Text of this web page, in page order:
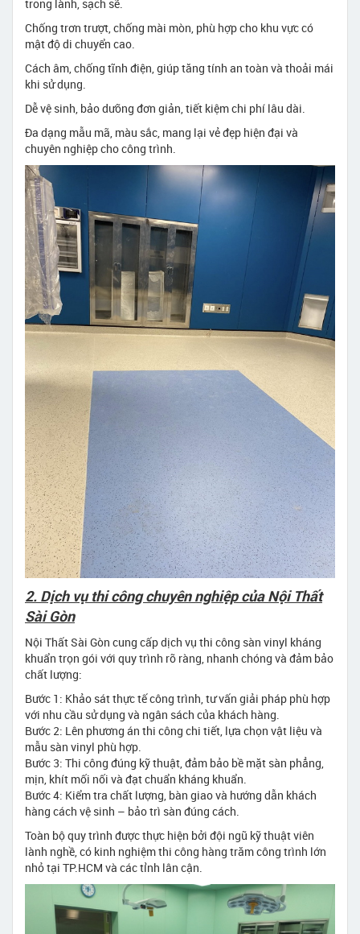
trong lành, sạch sẽ.
Chống trơn trượt, chống mài mòn, phù hợp cho khu vực có
mật độ di chuyển cao.
Cách âm, chống tĩnh điện, giúp tăng tính an toàn và thoải mái
khi sử dụng.
Dễ vệ sinh, bảo dưỡng đơn giản, tiết kiệm chi phí lâu dài.
Đa dạng mẫu mã, màu sắc, mang lại vẻ đẹp hiện đại và
chuyên nghiệp cho công trình.
2. Dịch vụ thi công chuyên nghiệp của Nội Thất
Sài Gòn
Nội Thất Sài Gòn cung cấp dịch vụ thi công sàn vinyl kháng
khuẩn trọn gói với quy trình rõ ràng, nhanh chóng và đảm bảo
chất lượng:
Bước 1: Khảo sát thực tế công trình, tư vấn giải pháp phù hợp
với nhu cầu sử dụng và ngân sách của khách hàng.
Bước 2: Lên phương án thi công chi tiết, lựa chọn vật liệu và
mẫu sàn vinyl phù hợp.
Bước 3: Thi công đúng kỹ thuật, đảm bảo bề mặt sàn phẳng,
mịn, khít mối nối và đạt chuẩn kháng khuẩn.
Bước 4: Kiểm tra chất lượng, bàn giao và hướng dẫn khách
hàng cách vệ sinh – bảo trì sàn đúng cách.
Toàn bộ quy trình được thực hiện bởi đội ngũ kỹ thuật viên
lành nghề, có kinh nghiệm thi công hàng trăm công trình lớn
nhỏ tại TP.HCM và các tỉnh lân cận.